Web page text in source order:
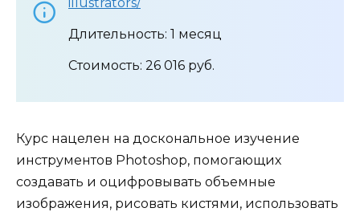
Длительность: 1 месяц
Стоимость: 26 016 руб.
Курс нацелен на доскональное изучение
инструментов Photoshop, помогающих
создавать и оцифровывать объемные
изображения, рисовать кистями, использовать